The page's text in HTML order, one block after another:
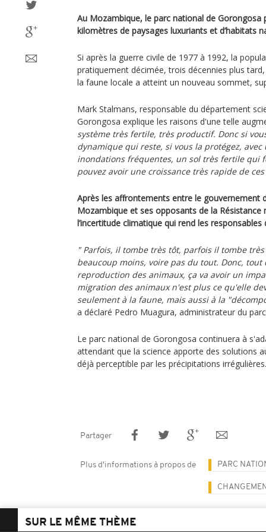
Au Mozambique, le parc national de Gorongosa
kilomètres de paysages luxuriants et d’habitats
Si après la guerre civile de 1977 à 1992, la
pratiquement décimée, trois décennies plus
la faune locale a atteint un nouveau sommet,
Mark Stalmans, responsable du département
Gorongosa explique les raisons d'une telle
système très fertile, très productif. Donc si
dynamique qui reste, si vous la protégez,
inondations fréquentes, un sol très fertile qui
pouvez avoir une croissance très rapide de
Après les affrontements entre le gouvernement
Mozambique et ses opposants de la Résistance
l’incertitude climatique qui rend les
" Parfois, il tombe très tôt, parfois il tombe
beaucoup moins, voire pas du tout. Donc,
reproduction des animaux, ça va avoir un
migration des animaux n'est plus ce qu'elle
seulement à la faune, mais aussi à la
a déclaré Pedro Muagura, administrateur du
Le parc national de Gorongosa continuera à
attendant que la science apporte des solutions
déjà perceptible par les précipitations irrégulières.
Partager
Plus d'informations à propos de PARC
SUR LE MÊME THÈME